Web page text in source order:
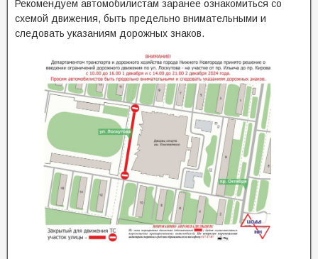
Рекомендуем автомобилистам заранее ознакомиться со
схемой движения, быть предельно внимательными и
следовать указаниям дорожных знаков.